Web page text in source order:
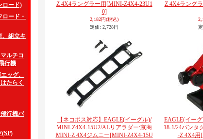
ロード)
ード・
、組立キ
ルチコ
行機
ッグ、
たらく
行機パ
(SP)
Z 4X4ラングラー用 [MINI-Z4X4-23U1
0]
2,182円(税込)
定価: 2,728円
Z 4X4ラング
【ネコポス対応】EAGLE(イーグル)/
MINI-Z4X4-15U2/ALリアラダー:京商
MINI-Z 4X4ジムニー[MINI-Z4X4-15U
EAGLE(イー
18-1/24パンタ
-Z 4X4用